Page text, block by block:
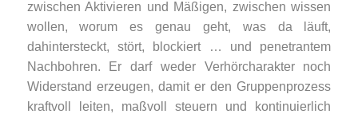
zwischen Aktivieren und Mäßigen, zwischen wissen
wollen, worum es genau geht, was da läuft,
dahintersteckt, stört, blockiert … und penetrantem
Nachbohren. Er darf weder Verhörcharakter noch
Widerstand erzeugen, damit er den Gruppenprozess
kraftvoll leiten, maßvoll steuern und kontinuierlich